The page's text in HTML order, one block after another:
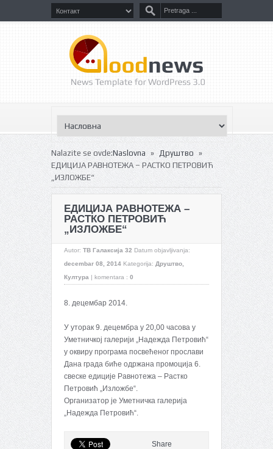
Nalazite se ovde:Naslovna » Друштво »
ЕДИЦИЈА РАВНОТЕЖА – РАСТКО ПЕТРОВИЋ
„ИЗЛОЖБЕ“
ЕДИЦИЈА РАВНОТЕЖА –
РАСТКО ПЕТРОВИЋ
„ИЗЛОЖБЕ“
Autor: ТВ Галаксија 32 Datum objavljivanja:
decembar 08, 2014 Kategorija: Друштво
Култура | komentara : 0
8. децембар 2014.
У уторак 9. децембра у 20,00 часова у
Уметничкој галерији „Надежда Петровић“
у оквиру програма посвећеног прослави
Дана града биће одржана промоција 6.
свеске едиције Равнотежа – Растко
Петровић „Изложбе“.
Организатор је Уметничка галерија
„Надежда Петровић“.
Share